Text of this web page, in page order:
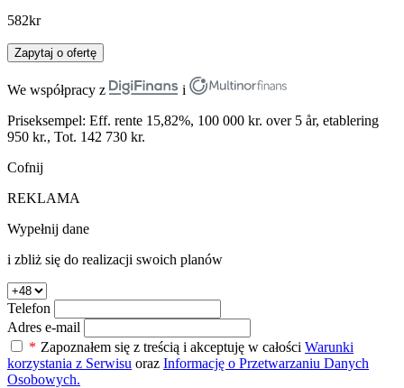
582kr
Zapytaj o ofertę
We współpracy z
i
Priseksempel: Eff. rente 15,82%, 100 000 kr. over 5 år, etablering
950 kr., Tot. 142 730 kr.
Cofnij
REKLAMA
Wypełnij dane
i zbliż się do realizacji swoich planów
Telefon
Adres e-mail
* Zapoznałem się z treścią i akceptuję w całości Warunki
korzystania z Serwisu oraz Informację o Przetwarzaniu Danych
Osobowych.